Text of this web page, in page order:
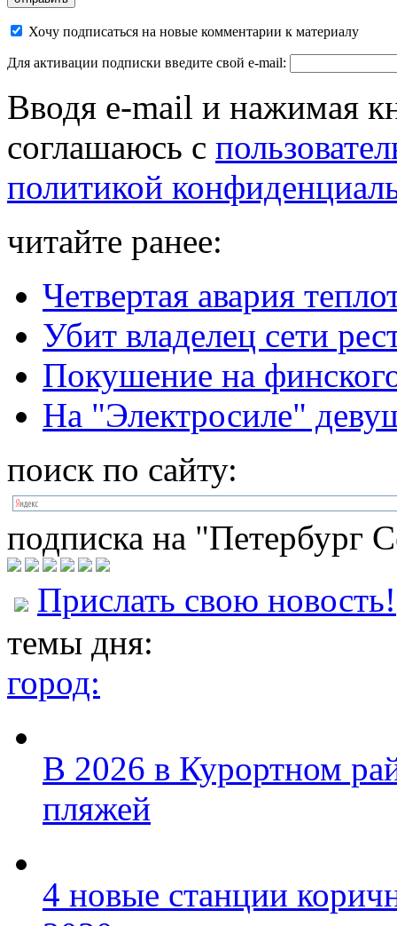
Хочу подписаться на новые комментарии к материалу
Для активации подписки введите свой e-mail:
Вводя e-mail и нажимая
соглашаюсь с
политикой
читайте ранее:
Четвертая авария
Убит владелец сети
Покушение на
На "Электросиле"
поиск по сайту:
подписка на "Петербург
Прислать свою новость!
темы дня:
город:
В 2026 в Курортном
пляжей
4 новые станции